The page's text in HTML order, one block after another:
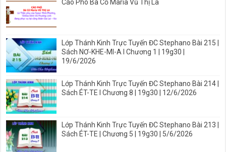
Cáo Phó Bà Cố Maria Vũ Thị La
Lớp Thánh Kinh Trực Tuyến ĐC Stephano Bài 215 |
Sách NƠ-KHE-MI-A I Chương 1 | 19g30 |
19/6/2026
Lớp Thánh Kinh Trực Tuyến ĐC Stephano Bài 214 |
Sách ÉT-TE I Chương 8 | 19g30 | 12/6/2026
Lớp Thánh Kinh Trực Tuyến ĐC Stephano Bài 213 |
Sách ÉT-TE | Chương 5 | 19g30 | 5/6/2026